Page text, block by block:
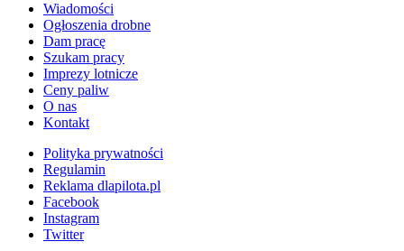
Wiadomości
Ogłoszenia drobne
Dam pracę
Szukam pracy
Imprezy lotnicze
Ceny paliw
O nas
Kontakt
Polityka prywatności
Regulamin
Reklama dlapilota.pl
Facebook
Instagram
Twitter